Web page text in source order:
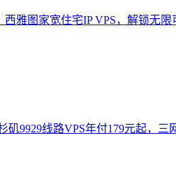
西雅图家宽住宅IP VPS，解锁无限
矶9929线路VPS年付179元起，